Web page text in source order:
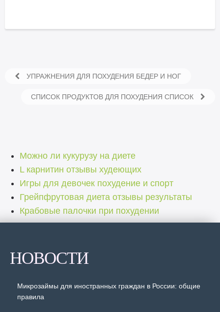
УПРАЖНЕНИЯ ДЛЯ ПОХУДЕНИЯ БЕДЕР И НОГ
СПИСОК ПРОДУКТОВ ДЛЯ ПОХУДЕНИЯ СПИСОК
Можно ли кукурузу на диете
L карнитин отзывы худеющих
Игры для девочек похудение и спорт
Грейпфрутовая диета отзывы результаты
Крабовые палочки при похудении
НОВОСТИ
Микрозаймы для иностранных граждан в России: общие
правила